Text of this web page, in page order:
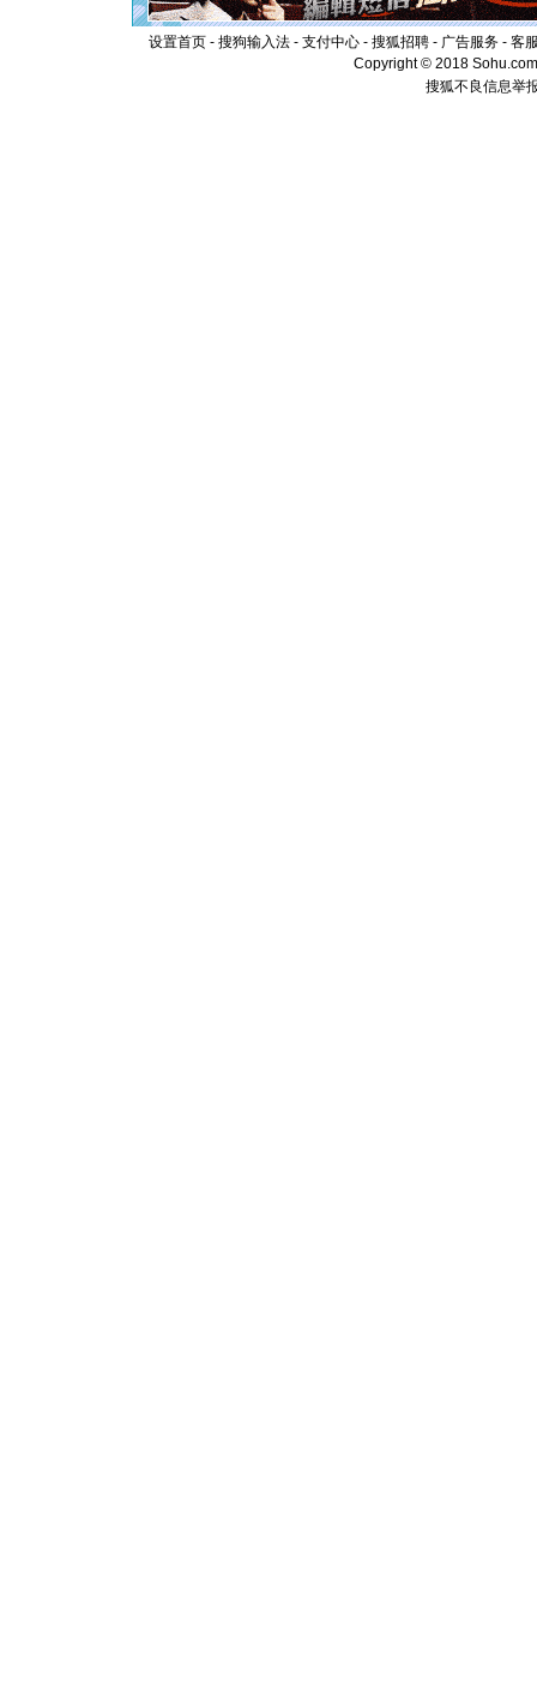
送你一棵
设置首页 - 搜狗输入法 - 支付中心 - 搜狐招聘 - 广告服务 - 客
Copyright © 2018
搜狐不良信息举